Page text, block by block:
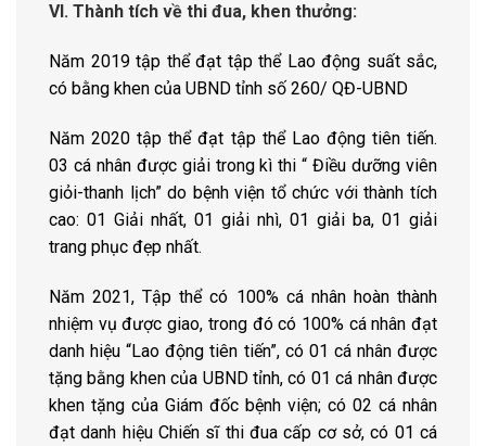
VI. Thành tích về thi đua, khen thưởng:
Năm 2019 tập thể đạt tập thể Lao động suất sắc,
có bằng khen của UBND tỉnh số 260/ QĐ-UBND
Năm 2020 tập thể đạt tập thể Lao động tiên tiến.
03 cá nhân được giải trong kì thi “ Điều dưỡng viên
giỏi-thanh lịch” do bệnh viện tổ chức với thành tích
cao: 01 Giải nhất, 01 giải nhì, 01 giải ba, 01 giải
trang phục đẹp nhất.
Năm 2021, Tập thể có 100% cá nhân hoàn thành
nhiệm vụ được giao, trong đó có 100% cá nhân đạt
danh hiệu “Lao động tiên tiến”, có 01 cá nhân được
tặng bằng khen của UBND tỉnh, có 01 cá nhân được
khen tặng của Giám đốc bệnh viện; có 02 cá nhân
đạt danh hiệu Chiến sĩ thi đua cấp cơ sở, có 01 cá